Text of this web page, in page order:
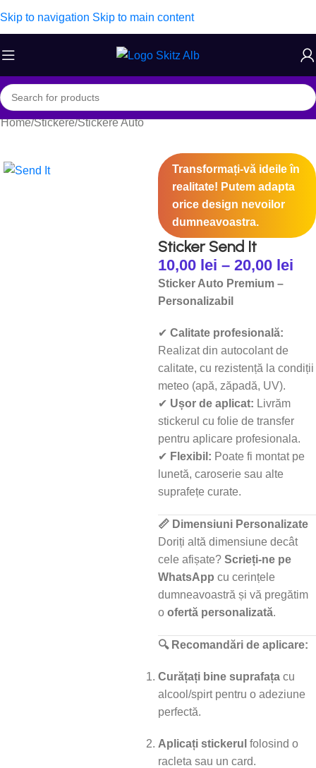
Skip to navigation Skip to main content
Home/Stickere/Stickere Auto
Transformați-vă ideile în
realitate! Putem adapta
orice design nevoilor
dumneavoastra.
Sticker Send It
10,00 lei – 20,00 lei
Sticker Auto Premium –
Personalizabil
✔ Calitate profesională:
Realizat din autocolant de
calitate, cu rezistență la condiții
meteo (apă, zăpadă, UV).
✔ Ușor de aplicat: Livrăm
stickerul cu folie de transfer
pentru aplicare profesionala.
✔ Flexibil: Poate fi montat pe
lunetă, caroserie sau alte
suprafețe curate.
📏 Dimensiuni Personalizate
Doriți altă dimensiune decât
cele afișate? Scrieți-ne pe
WhatsApp cu cerințele
dumneavoastră și vă pregătim
o ofertă personalizată.
🔍 Recomandări de aplicare:
Curățați bine suprafața cu
alcool/spirt pentru o adeziune
perfectă.
Aplicați stickerul folosind o
racleta sau un card.